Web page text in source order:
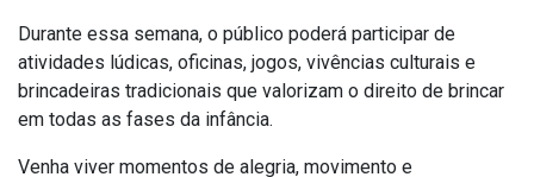
Durante essa semana, o público poderá participar de
atividades lúdicas, oficinas, jogos, vivências culturais e
brincadeiras tradicionais que valorizam o direito de brincar
em todas as fases da infância.
Venha viver momentos de alegria, movimento e